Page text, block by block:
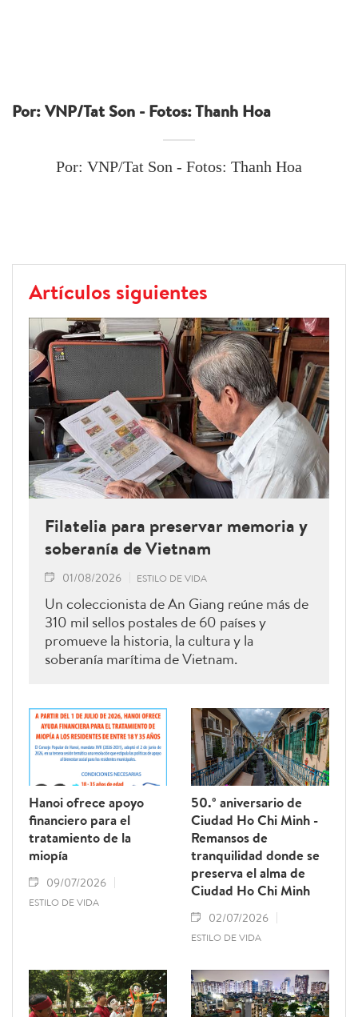
Por: VNP/Tat Son - Fotos: Thanh Hoa
Por: VNP/Tat Son - Fotos: Thanh Hoa
Artículos siguientes
Filatelia para preservar memoria y
soberanía de Vietnam
01/08/2026 ESTILO DE VIDA
Un coleccionista de An Giang reúne más de
310 mil sellos postales de 60 países y
promueve la historia, la cultura y la
soberanía marítima de Vietnam.
Hanoi ofrece apoyo
financiero para el
tratamiento de la
miopía
09/07/2026
ESTILO DE VIDA
50.º aniversario de
Ciudad Ho Chi Minh -
Remansos de
tranquilidad donde se
preserva el alma de
Ciudad Ho Chi Minh
02/07/2026
ESTILO DE VIDA